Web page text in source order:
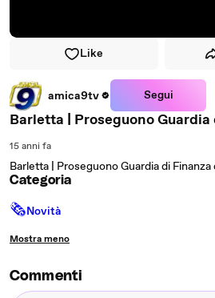
Like
amica9tv Segui
Barletta | Proseguono
15 anni fa
Barletta | Proseguono Guardia di
Categoria
🗞Novità
Mostra meno
Commenti